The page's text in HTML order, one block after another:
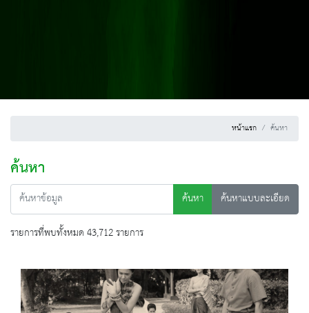
หน้าแรก ค้นหา
ค้นหา
ค้นหา
ค้นหาแบบละเอียด
รายการที่พบทั้งหมด 43,712 รายการ